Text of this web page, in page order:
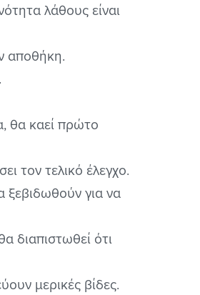
λάθους είναι
αποθήκη.
θα καεί πρώτο
τον τελικό έλεγχο.
ξεβιδωθούν για να
διαπιστωθεί ότι
μερικές βίδες.